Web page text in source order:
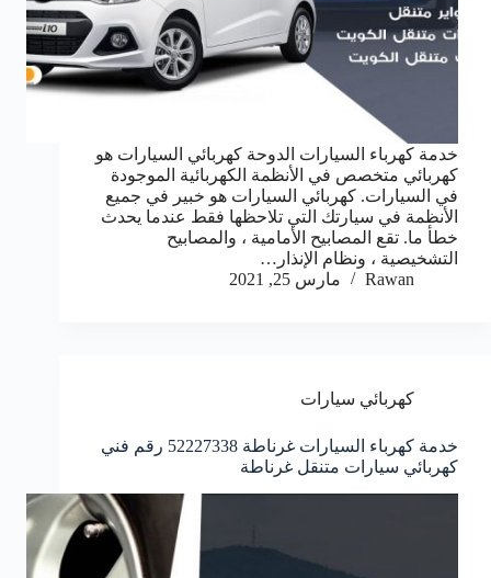
خدمة كهرباء السيارات الدوحة كهربائي السيارات هو
كهربائي متخصص في الأنظمة الكهربائية الموجودة
في السيارات. كهربائي السيارات هو خبير في جميع
الأنظمة في سيارتك التي تلاحظها فقط عندما يحدث
خطأ ما. تقع المصابيح الأمامية ، والمصابيح
التشخيصية ، ونظام الإنذار…
Rawan
مارس 25, 2021
كهربائي سيارات
خدمة كهرباء السيارات غرناطة 52227338 رقم فني
كهربائي سيارات متنقل غرناطة